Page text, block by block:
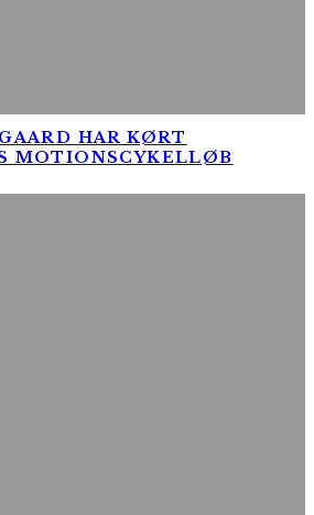
HAR KØRT
MOTIONSCYKELLØB